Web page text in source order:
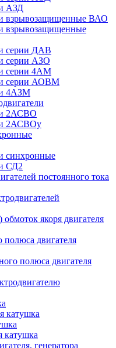
АЗД
взрывозащищенные ВАО
взрывозащищенные
серии ДАВ
серии АЗО
серии 4АМ
серии АОВМ
4АЗМ
2АСВО
2АСВОу
синхронные
СД2
постоянного тока
якоря двигателя
полюса двигателя
полюса двигателя
катушка
катушка
генератора